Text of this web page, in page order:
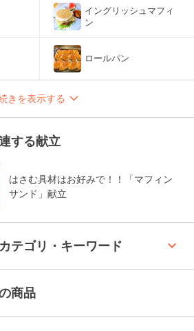
イングリッシュマフィ
ン
ロールパン
きを表示する
する献立
はさむ具材はお好みで！！「マフィン
サンド」献立
テゴリ・キーワード keyboard_arrow_up
商品